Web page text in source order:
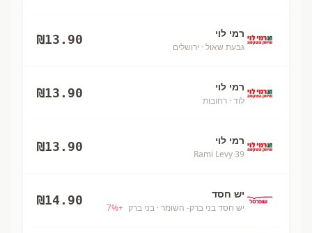
רמי לוי
גבעת שאול · ירושלים
₪13.90
רמי לוי
לוד · רחובות
₪13.90
רמי לוי
Rami Levy 39
₪13.90
יש חסד
יש חסד בני ברק- השומר · בני ברק +
7%
₪14.90